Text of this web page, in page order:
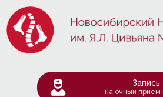
Запись
на очный приём